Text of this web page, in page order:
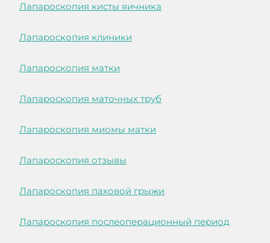
Лапароскопия кисты яичника
Лапароскопия клиники
Лапароскопия матки
Лапароскопия маточных труб
Лапароскопия миомы матки
Лапароскопия отзывы
Лапароскопия паховой грыжи
Лапароскопия послеоперационный период